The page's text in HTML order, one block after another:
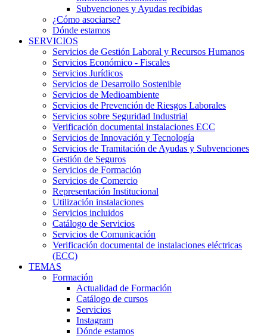
Subvenciones y Ayudas recibidas
¿Cómo asociarse?
Dónde estamos
SERVICIOS
Servicios de Gestión Laboral y Recursos Humanos
Servicios Económico - Fiscales
Servicios Jurídicos
Servicios de Desarrollo Sostenible
Servicios de Medioambiente
Servicios de Prevención de Riesgos Laborales
Servicios sobre Seguridad Industrial
Verificación documental instalaciones ECC
Servicios de Innovación y Tecnología
Servicios de Tramitación de Ayudas y Subvenciones
Gestión de Seguros
Servicios de Formación
Servicios de Comercio
Representación Institucional
Utilización instalaciones
Servicios incluidos
Catálogo de Servicios
Servicios de Comunicación
Verificación documental de instalaciones eléctricas
(ECC)
TEMAS
Formación
Actualidad de Formación
Catálogo de cursos
Servicios
Instagram
Dónde estamos